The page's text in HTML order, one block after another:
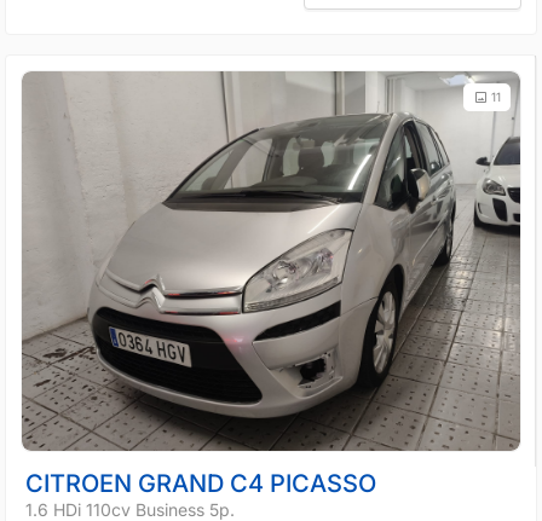
11
CITROEN GRAND C4 PICASSO
1.6 HDi 110cv Business 5p.